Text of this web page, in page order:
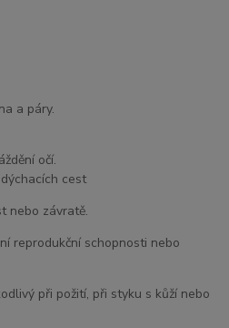
a páry.
očí.
cest
nebo závratě.
reprodukční schopnosti nebo
při požití, při styku s kůží nebo